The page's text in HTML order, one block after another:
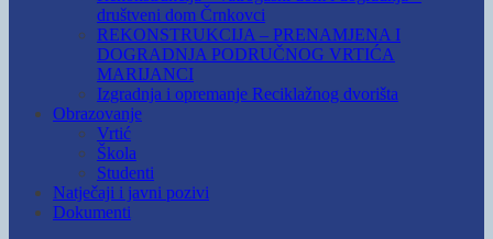
društveni dom Črnkovci
REKONSTRUKCIJA – PRENAMJENA I
DOGRADNJA PODRUČNOG VRTIĆA
MARIJANCI
Izgradnja i opremanje Reciklažnog dvorišta
Obrazovanje
Vrtić
Škola
Studenti
Natječaji i javni pozivi
Dokumenti